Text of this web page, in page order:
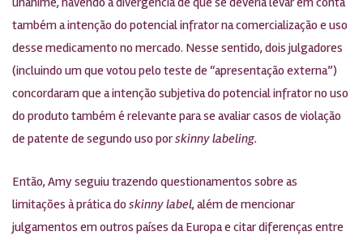
também a intenção do potencial infrator na comercialização e uso
desse medicamento no mercado. Nesse sentido, dois julgadores
(incluindo um que votou pelo teste de “apresentação externa”)
concordaram que a intenção subjetiva do potencial infrator no uso
do produto também é relevante para se avaliar casos de violação
de patente de segundo uso porskinny labeling.
Então, Amy seguiu trazendo questionamentos sobre as
limitações à prática doskinny label, além de mencionar
julgamentos em outros países da Europa e citar diferenças entre